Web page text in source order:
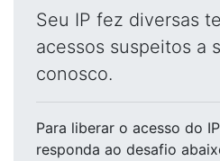
Seu IP fez diversas
acessos suspeitos a
conosco.
Para liberar o acesso do IP
responda ao desafio